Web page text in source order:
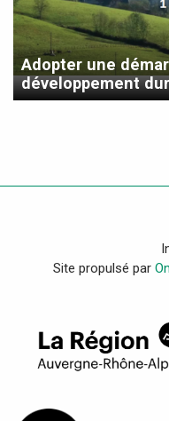
Adopter une
développement
Site propulsé par